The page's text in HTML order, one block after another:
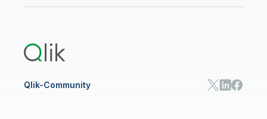
Qlik-Community